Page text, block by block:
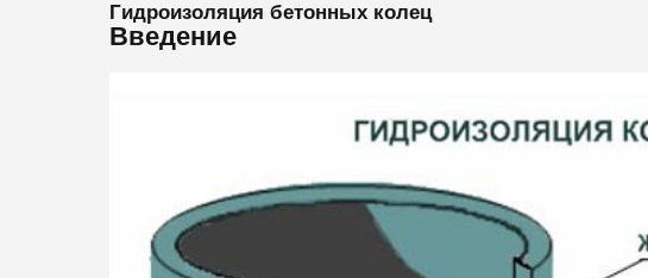
Гидроизоляция бетонных колец
Введение